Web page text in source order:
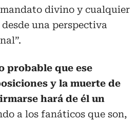
divino y cualquier
una perspectiva
probable que ese
y la muerte de
hará de él un
a los fanáticos que son,